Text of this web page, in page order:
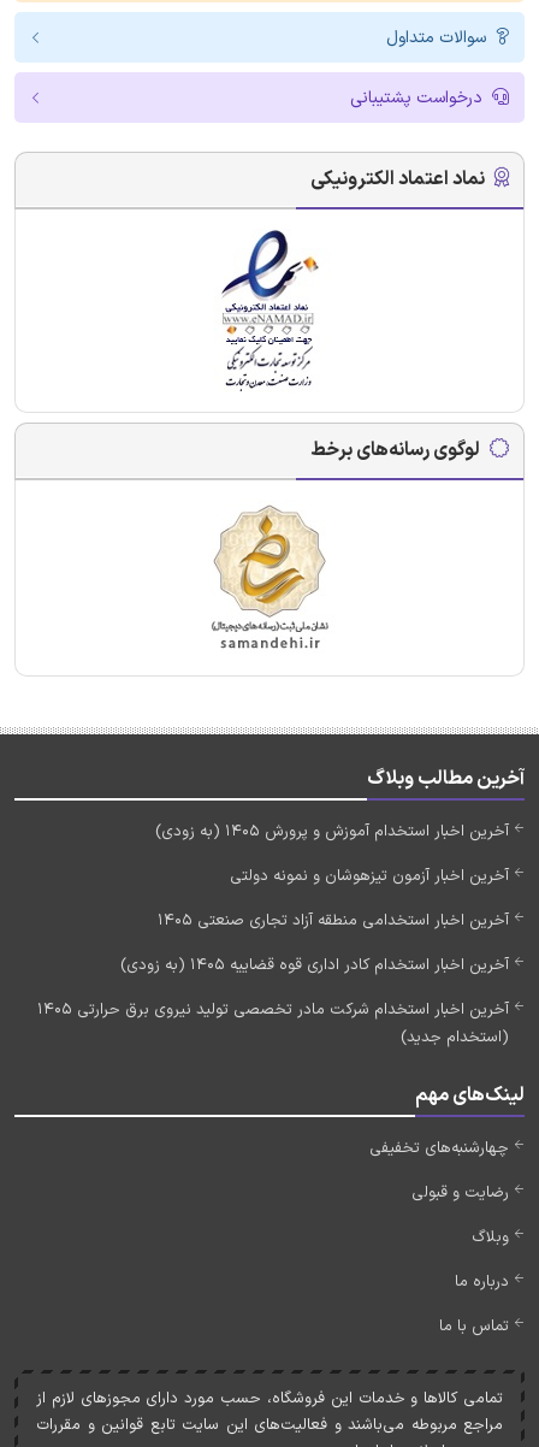
سوالات متداول
درخواست پشتیبانی
نماد اعتماد الکترونیکی
لوگوی رسانه‌های برخط
آخرین مطالب وبلاگ
آخرین اخبار استخدام آموزش و پرورش 1405 (به زودی)
آخرین اخبار آزمون تیزهوشان و نمونه دولتی
آخرین اخبار استخدامی منطقه آزاد تجاری صنعتی 1405
آخرین اخبار استخدام کادر اداری قوه قضاییه 1405 (به زودی)
آخرین اخبار استخدام شرکت مادر تخصصی تولید نیروی برق حرارتی 1405
(استخدام جدید)
لینک‌های مهم
چهارشنبه‌های تخفیفی
رضایت و قبولی
وبلاگ
درباره ما
تماس با ما
تمامی کالاها و خدمات اين فروشگاه، حسب مورد دارای مجوزهای لازم از
مراجع مربوطه می‌باشند و فعاليت‌های اين سايت تابع قوانين و مقررات